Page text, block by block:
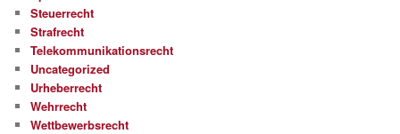
Steuerrecht
Strafrecht
Telekommunikationsrecht
Uncategorized
Urheberrecht
Wehrrecht
Wettbewerbsrecht